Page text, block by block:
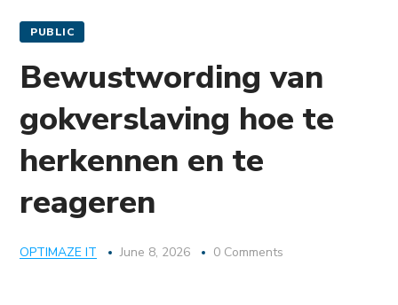
PUBLIC
Bewustwording van
gokverslaving hoe te
herkennen en te
reageren
OPTIMAZE IT June 8, 2026 0 Comments